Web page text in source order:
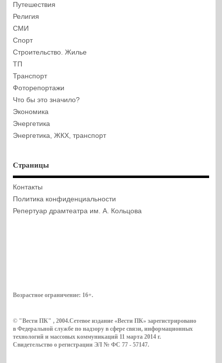
Путешествия
Религия
СМИ
Спорт
Строительство. Жилье
ТП
Транспорт
Фоторепортажи
Что бы это значило?
Экономика
Энергетика
Энергетика, ЖКХ, транспорт
Страницы
Контакты
Политика конфиденциальности
Репертуар драмтеатра им. А. Кольцова
Возрастное ограничение: 16+.
© "Вести ПК" , 2004.Сетевое издание «Вести ПК» зарегистрировано
в Федеральной службе по надзору в сфере связи, информационных
технологий и массовых коммуникаций 11 марта 2014 г.
Свидетельство о регистрации ЭЛ № ФС 77 - 57147.